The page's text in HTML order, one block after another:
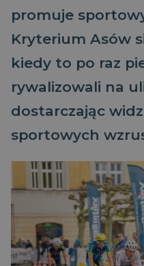
promuje
Kryterium Asów
kiedy to po raz
rywalizowali na
dostarczając
sportowych